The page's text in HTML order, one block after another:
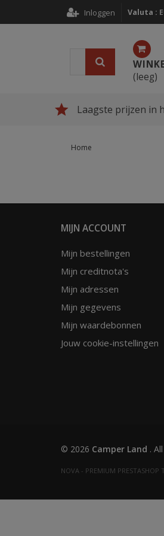
Inloggen Valuta :
(leeg)
Laagste prijzen in
Home
MIJN ACCOUNT
Mijn bestellingen
Mijn creditnota's
Mijn adressen
Mijn gegevens
Mijn waardebonnen
Jouw cookie-instellingen
© 2026 Camper Land .
NOVA - PREMIUM PRESTASHOP